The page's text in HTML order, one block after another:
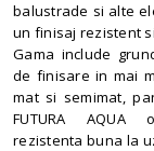
balustrade si alte
un finisaj rezistent
Gama include
de finisare in mai
mat si semimat,
FUTURA
rezistenta buna la